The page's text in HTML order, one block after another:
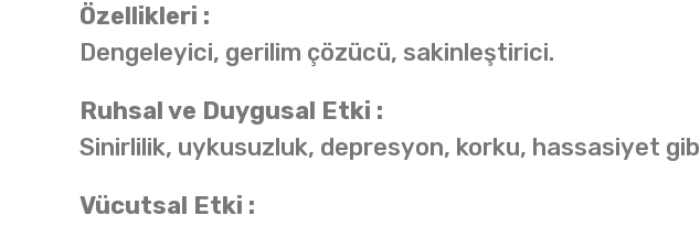
Özellikleri :
Dengeleyici, gerilim çözücü, sakinleştirici.
Ruhsal ve Duygusal Etki :
Sinirlilik, uykusuzluk, depresyon, korku, hassasiyet
Vücutsal Etki :